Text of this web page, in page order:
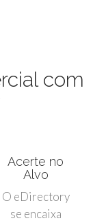
com
Acerte no
Alvo
O eDirectory
se encaixa